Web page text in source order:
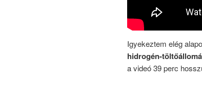
Igyekeztem elég
hidrogén-
a videó 39 perc